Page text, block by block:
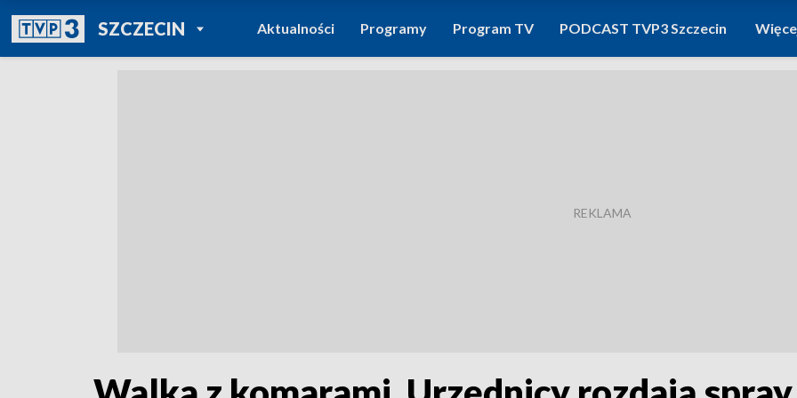
SZCZECINPOWRÓT DO
TVP REGIONY
Aktualności Programy Program TV PODCAST TVP3 Szczecin